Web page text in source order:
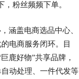
粉丝频频下单。
涵盖电商选品中心、
电商服务闭环。目
鹿好物”共享品牌，
动处理、一件代发等